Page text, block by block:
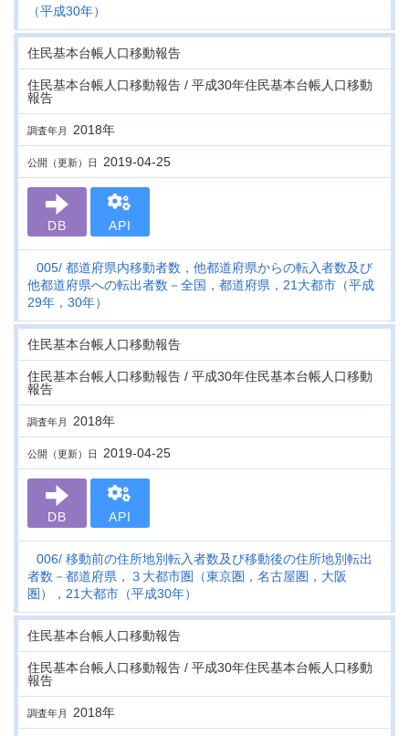
（平成30年）
住民基本台帳人口移動報告
住民基本台帳人口移動報告 / 平成30年住民基本台帳人口移動
報告
調査年月 2018年
公開（更新）日 2019-04-25
DB API
005 都道府県内移動者数，他都道府県からの転入者数及び
他都道府県への転出者数－全国，都道府県，21大都市（平成
29年，30年）
住民基本台帳人口移動報告
住民基本台帳人口移動報告 / 平成30年住民基本台帳人口移動
報告
調査年月 2018年
公開（更新）日 2019-04-25
DB API
006 移動前の住所地別転入者数及び移動後の住所地別転出
者数－都道府県，３大都市圏（東京圏，名古屋圏，大阪
圏），21大都市（平成30年）
住民基本台帳人口移動報告
住民基本台帳人口移動報告 / 平成30年住民基本台帳人口移動
報告
調査年月 2018年